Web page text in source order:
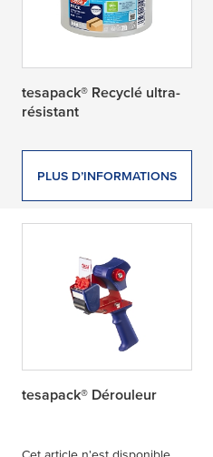
tesapack® Recyclé ultra-
résistant
PLUS D’INFORMATIONS
tesapack® Dérouleur
Cet article n'est disponible